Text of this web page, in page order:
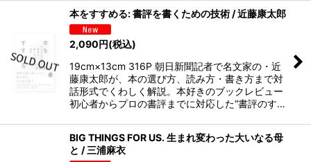
本をすすめる: 書評を書くための技術 / 近藤康太郎
2,090円(税込)
19cm×13cm 316P 朝日新聞記者で名文家の・近
藤康太郎が、本の選び方、読み方・書き方まで対
話形式でくわしく解説。本好きのブックレビュー
初心者からプロの書評までに対応した“書評のす…
BIG THINGS FOR US. 生まれ変わった大いなる母
と / 三浦麻衣